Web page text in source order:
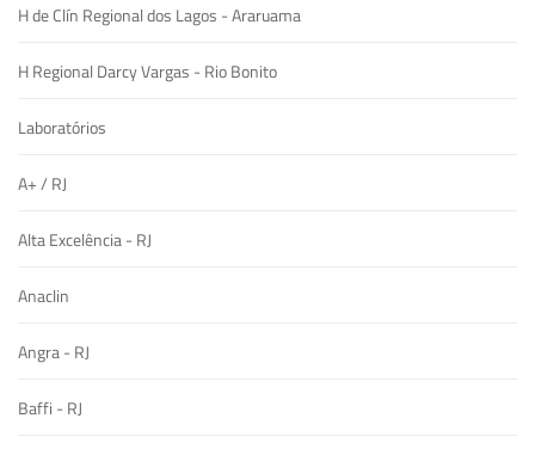
H de Clín Regional dos Lagos - Araruama
H Regional Darcy Vargas - Rio Bonito
Laboratórios
A+ / RJ
Alta Excelência - RJ
Anaclin
Angra - RJ
Baffi - RJ